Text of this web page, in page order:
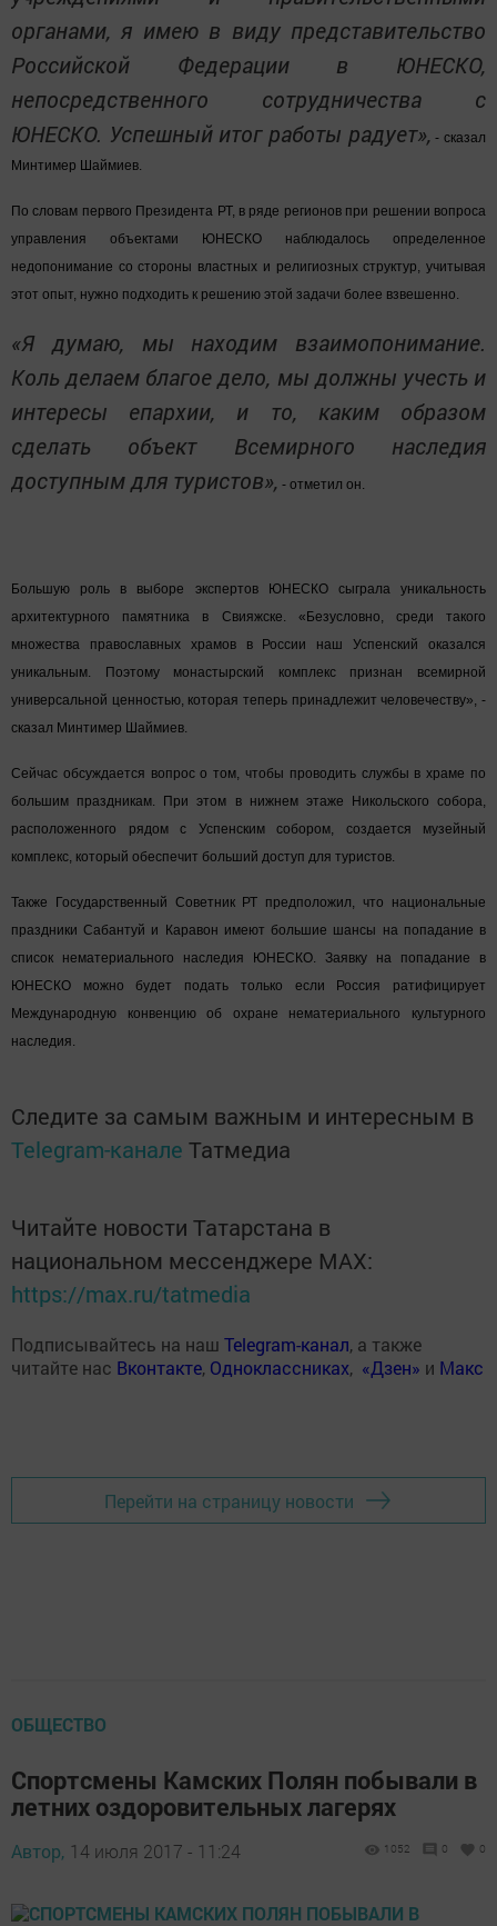
органами, я имею в виду представительство
Российской Федерации в ЮНЕСКО,
непосредственного сотрудничества с
ЮНЕСКО. Успешный итог работы радует», - сказал
Минтимер Шаймиев.
По словам первого Президента РТ, в ряде регионов при решении вопроса
управления объектами ЮНЕСКО наблюдалось определенное
недопонимание со стороны властных и религиозных структур, учитывая
этот опыт, нужно подходить к решению этой задачи более взвешенно.
«Я думаю, мы находим взаимопонимание.
Коль делаем благое дело, мы должны учесть и
интересы епархии, и то, каким образом
сделать объект Всемирного наследия
доступным для туристов», - отметил он.
Большую роль в выборе экспертов ЮНЕСКО сыграла уникальность
архитектурного памятника в Свияжске. «Безусловно, среди такого
множества православных храмов в России наш Успенский оказался
уникальным. Поэтому монастырский комплекс признан всемирной
универсальной ценностью, которая теперь принадлежит человечеству», -
сказал Минтимер Шаймиев.
Сейчас обсуждается вопрос о том, чтобы проводить службы в храме по
большим праздникам. При этом в нижнем этаже Никольского собора,
расположенного рядом с Успенским собором, создается музейный
комплекс, который обеспечит больший доступ для туристов.
Также Государственный Советник РТ предположил, что национальные
праздники Сабантуй и Каравон имеют большие шансы на попадание в
список нематериального наследия ЮНЕСКО. Заявку на попадание в
ЮНЕСКО можно будет подать только если Россия ратифицирует
Международную конвенцию об охране нематериального культурного
наследия.
Следите за самым важным и интересным в
Telegram-канале Татмедиа
Читайте новости Татарстана в
национальном мессенджере MАХ:
https://max.ru/tatmedia
Подписывайтесь на наш Telegram-канал, а также
читайте нас Вконтакте, Одноклассниках, «Дзен» и Макс
Перейти на страницу новости
ОБЩЕСТВО
Спортсмены Камских Полян побывали в
летних оздоровительных лагерях
Автор, 14 июля 2017 - 11:24 1052 0 0